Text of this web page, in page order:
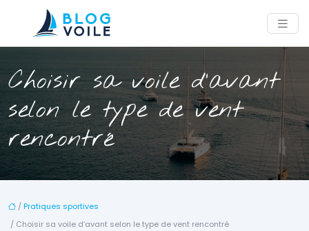
Choisir sa voile d’avant
selon le type de vent
rencontré
/ Pratiques sportives
/ Choisir sa voile d’avant selon le type de vent rencontré